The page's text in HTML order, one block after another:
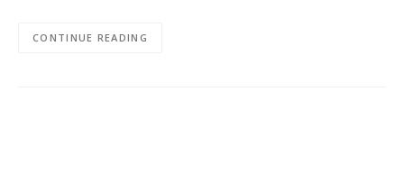
CONTINUE READING